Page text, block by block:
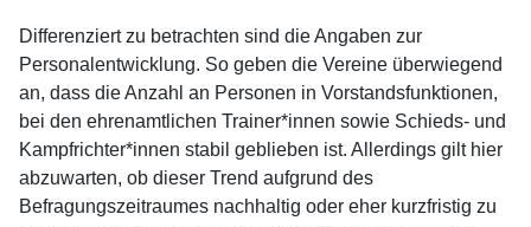
Differenziert zu betrachten sind die Angaben zur
Personalentwicklung. So geben die Vereine überwiegend
an, dass die Anzahl an Personen in Vorstandsfunktionen,
bei den ehrenamtlichen Trainer*innen sowie Schieds- und
Kampfrichter*innen stabil geblieben ist. Allerdings gilt hier
abzuwarten, ob dieser Trend aufgrund des
Befragungszeitraumes nachhaltig oder eher kurzfristig zu